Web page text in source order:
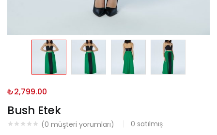
Bush Etek
(0 müşteri yorumları) 0 satılmış
₺2,799.00